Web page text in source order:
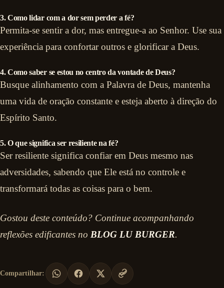
3. Como lidar com a dor sem perder a fé?
Permita-se sentir a dor, mas entregue-a ao Senhor. Use sua
experiência para confortar outros e glorificar a Deus.
4. Como saber se estou no centro da vontade de Deus?
Busque alinhamento com a Palavra de Deus, mantenha
uma vida de oração constante e esteja aberto à direção do
Espírito Santo.
5. O que significa ser resiliente na fé?
Ser resiliente significa confiar em Deus mesmo nas
adversidades, sabendo que Ele está no controle e
transformará todas as coisas para o bem.
Gostou deste conteúdo? Continue acompanhando
reflexões edificantes no BLOG LU BURGER.
Compartilhar: